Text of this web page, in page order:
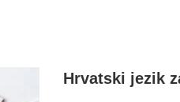
Hrvatski jezik